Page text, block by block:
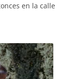
en la calle